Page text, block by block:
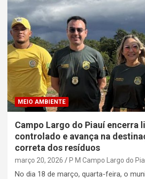
MEIO AMBIENTE
Campo Largo do Piauí encerra
controlado e avança na
correta dos resíduos
março 20, 2026 P M Campo Largo do
No dia 18 de março, quarta-feira, o